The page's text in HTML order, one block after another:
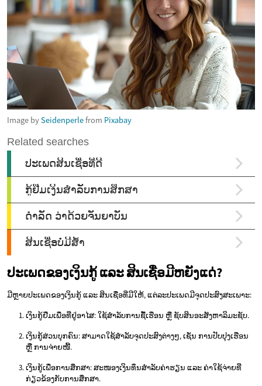
Image bySeidenperlefrom Pixabay
ປະເພດຂອງເງິນກູ້ ແລະ ສິນເຊື່ອມີຫຍັງແດ່?
ມີຫຼາຍປະເພດຂອງເງິນກູ້ ແລະ ສິນເຊື່ອທີ່ມີໃຫ້, ແຕ່ລະປະເພດມີຈຸດປະສົງສະເພາະ:
ເງິນກູ້ຢືມເພື່ອທີ່ຢູ່ອາໄສ: ໃຊ້ສຳລັບການຊື້ເຮືອນ ຫຼື ຊັບສິນອະສັງຫາລິມະຊັບ.
ເງິນກູ້ສ່ວນບຸກຄົນ: ສາມາດໃຊ້ສຳລັບຈຸດປະສົງຕ່າງໆ, ເຊັ່ນ ການປັບປຸງເຮືອນ
ຫຼື ການຈ່າຍໜີ້.
ເງິນກູ້ເພື່ອການສຶກສາ: ສະໜອງເງິນທຶນສຳລັບຄ່າຮຽນ ແລະ ຄ່າໃຊ້ຈ່າຍທີ່
ກ່ຽວຂ້ອງກັບການສຶກສາ.